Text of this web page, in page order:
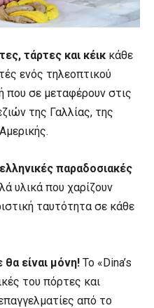
τάρτες και κέικ κάθε
ενός τηλεοπτικού
που σε μεταφέρουν στις
της Γαλλίας, της
παραδοσιακές
υλικά που χαρίζουν
ταυτότητα σε κάθε
είναι μόνη! Το «Dina’s
του πόρτες και
από το